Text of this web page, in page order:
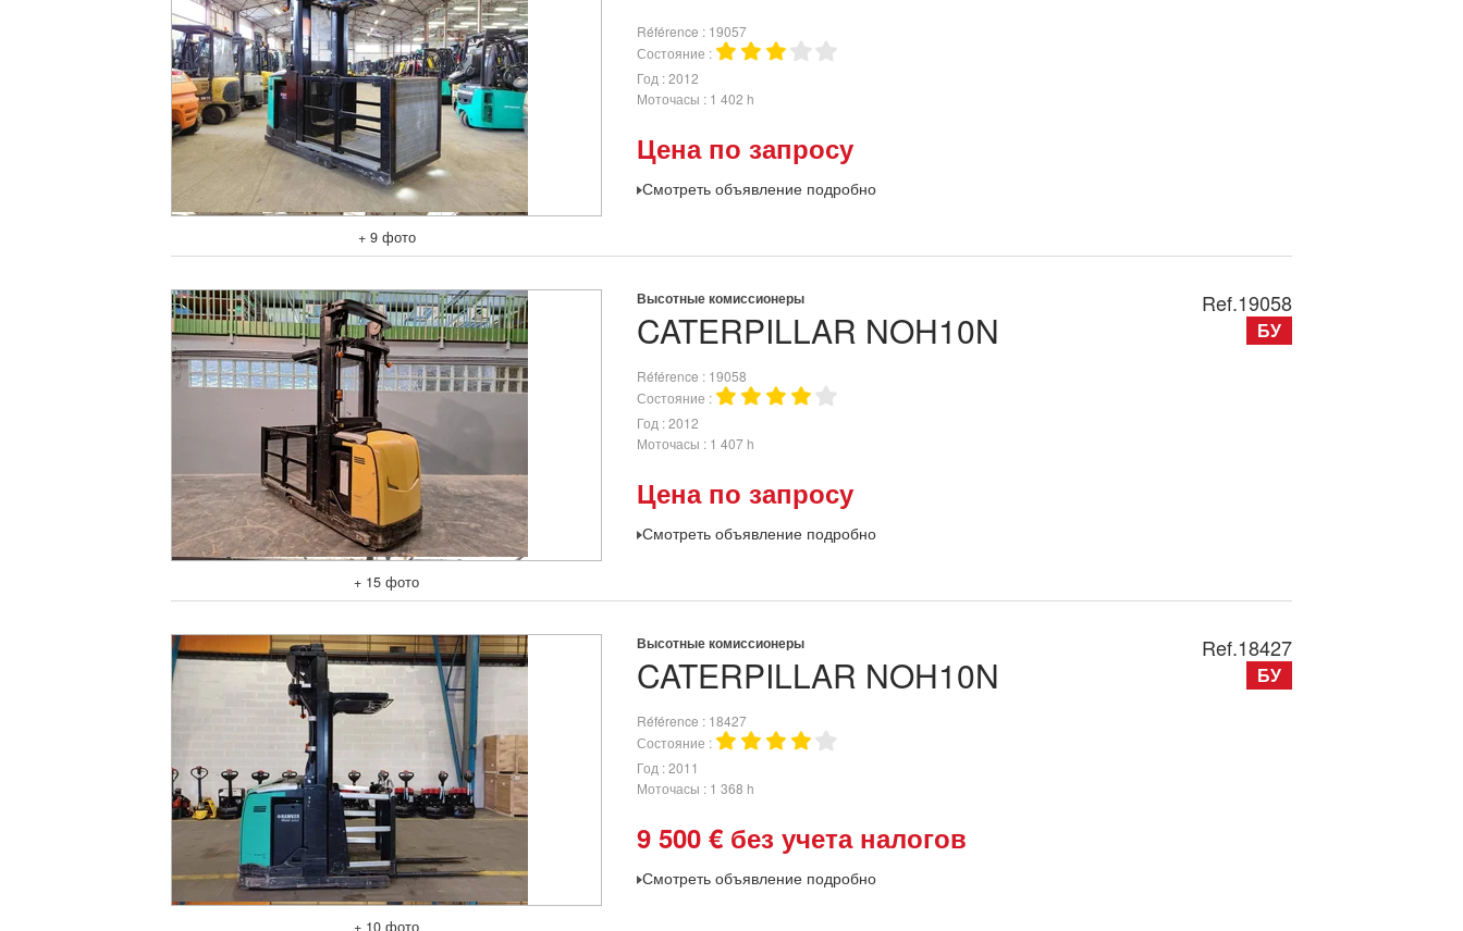
+ 9 фото
Référence
19057
Состояние
Год 2012
Моточасы
1 402 h
Цена по запросу
Смотреть объявление подробно
+ 15 фото
CATERPILLAR NOH10N
Высотные комиссионеры
Référence
19058
Состояние
Год 2012
Моточасы
1 407 h
Цена по запросу
Смотреть объявление подробно
Ref.19058
БУ
+ 10 фото
CATERPILLAR NOH10N
Высотные комиссионеры
Référence
18427
Состояние
Год 2011
Моточасы
1 368 h
9 500 € без учета налогов
Смотреть объявление подробно
Ref.18427
БУ